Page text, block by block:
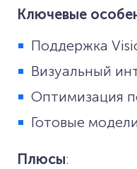
Ключевые
Поддержка
Визуальный
Оптимизация
Готовые
Плюсы: